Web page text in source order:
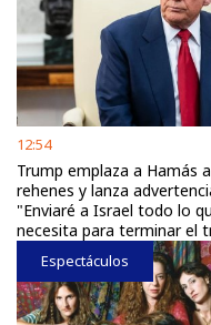
12:54
Trump emplaza a Hamás
rehenes y lanza
"Enviaré a Israel todo lo
necesita para terminar el
Espectáculos